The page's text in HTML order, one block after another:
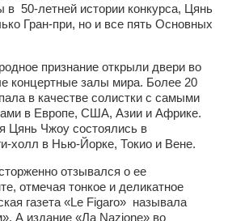
Сокол
в 50-летней истории конкурса, Цянь
Гран-при, но и все пять Основных
признание открыли двери во
концертные залы мира. Более 20
в качестве солистки с самыми
в Европе, США, Азии и Африке.
Цянь Чжоу состоялись в
холл в Нью-Йорке, Токио и Вене.
отзывался о ее
отмечая тонкое и деликатное
газета «Le Figaro» называла
А издание «Ла Nazione» во